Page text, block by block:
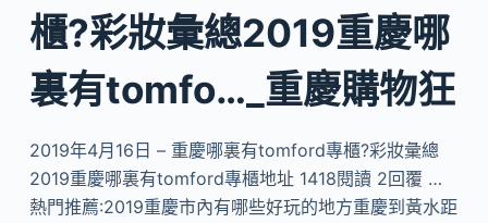
櫃?彩妝彙總2019重慶哪
裏有tomfo…_重慶購物狂
2019年4月16日 – 重慶哪裏有tomford專櫃?彩妝彙總
2019重慶哪裏有tomford專櫃地址 1418閱讀 2回覆 …
熱門推薦:2019重慶市內有哪些好玩的地方重慶到黃水距